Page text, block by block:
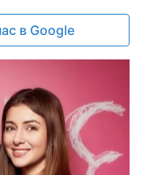
в Google